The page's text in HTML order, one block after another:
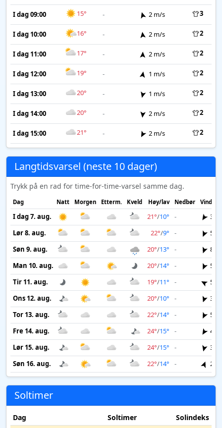
I dag 09:00 15° - 2 m/s 3
I dag 10:00 16° - 2 m/s 2
I dag 11:00 17° - 2 m/s 2
I dag 12:00 19° - 1 m/s 2
I dag 13:00 20° - 1 m/s 2
I dag 14:00 20° - 2 m/s 2
I dag 15:00 21° - 2 m/s 2
Langtidsvarsel (neste 10 dager)
Trykk på en rad for time-for-time-varsel samme dag.
Dag Natt Morgen Etterm. Kveld Høy/lav Nedbør Vind
I dag 7. aug. 21°/10° -
3
Lør 8. aug.
22°/9° -
5
Søn 9. aug.
20°/13° -
8
Man 10. aug.
20°/14° -
5
Tir 11. aug.
19°/11° -
5
Ons 12. aug.
20°/10° -
3
Tor 13. aug.
22°/14° -
5
Fre 14. aug.
24°/15° -
4
Lør 15. aug.
24°/15° -
3
Søn 16. aug.
22°/14° - 2
Soltimer
Dag Soltimer Solindeks